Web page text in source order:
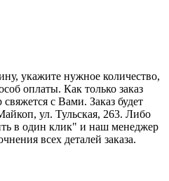
укажите нужное количество,
оплаты. Как только заказ
с Вами. Заказ будет
ул. Тульская, 263. Либо
в один клик" и наш менеджер
всех деталей заказа.